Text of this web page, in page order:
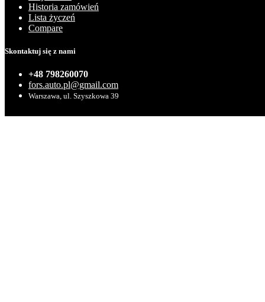
Historia zamówień
Lista życzeń
Compare
Skontaktuj się z nami
+48 798260070
fors.auto.pl@gmail.com
Warszawa, ul. Szyszkowa 39